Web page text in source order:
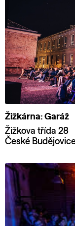
Žižkárna: Garáž
Žižkova třída 28
České